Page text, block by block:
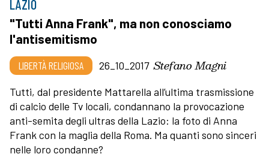
LAZIO
"Tutti Anna Frank", ma non conosciamo
l'antisemitismo
LIBERTÀ RELIGIOSA 26_10_2017 Stefano Magni
Tutti, dal presidente Mattarella all’ultima trasmissione
di calcio delle Tv locali, condannano la provocazione
anti-semita degli ultras della Lazio: la foto di Anna
Frank con la maglia della Roma. Ma quanti sono sinceri
nelle loro condanne?